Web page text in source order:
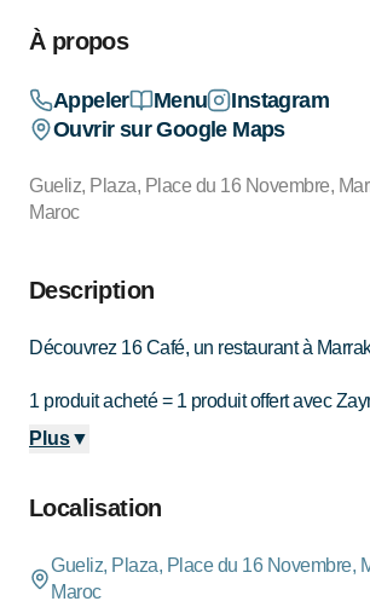
À propos
Appeler Menu
Instagram
Ouvrir sur Google Maps
Gueliz, Plaza, Place du 16 Novembre,
Maroc
Description
Découvrez 16 Café, un restaurant à
1 produit acheté = 1 produit offert avec
Plus▼
Localisation
Gueliz, Plaza, Place du 16 Novembre,
Maroc